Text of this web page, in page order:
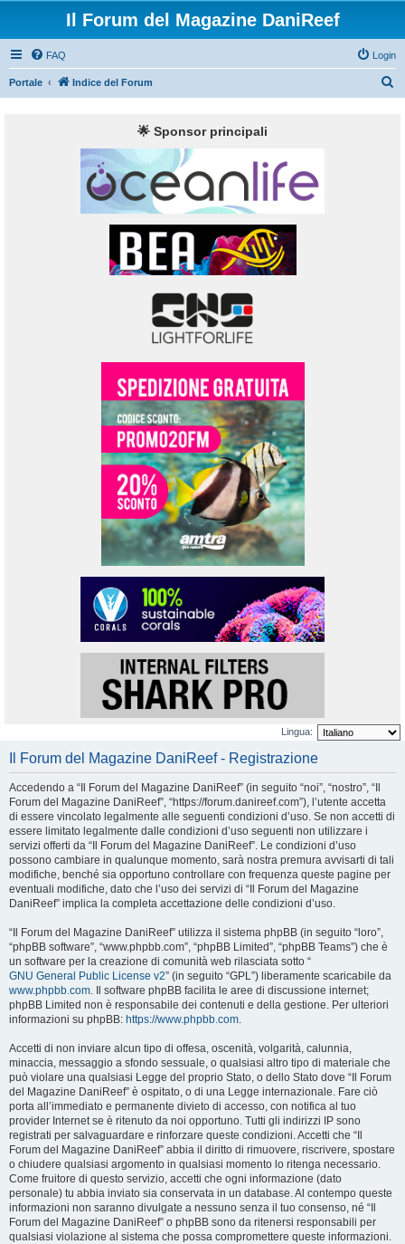
Il Forum del Magazine DaniReef
FAQ Login
Portale Indice del Forum
🌟 Sponsor principali
Lingua:
Il Forum del Magazine DaniReef - Registrazione
Accedendo a “Il Forum del Magazine DaniReef” (in seguito “noi”, “nostro”, “Il
Forum del Magazine DaniReef”, “https://forum.danireef.com”), l’utente accetta
di essere vincolato legalmente alle seguenti condizioni d’uso. Se non accetti di
essere limitato legalmente dalle condizioni d’uso seguenti non utilizzare i
servizi offerti da “Il Forum del Magazine DaniReef”. Le condizioni d’uso
possono cambiare in qualunque momento, sarà nostra premura avvisarti di tali
modifiche, benché sia opportuno controllare con frequenza queste pagine per
eventuali modifiche, dato che l’uso dei servizi di “Il Forum del Magazine
DaniReef” implica la completa accettazione delle condizioni d’uso.
“Il Forum del Magazine DaniReef” utilizza il sistema phpBB (in seguito “loro”,
“phpBB software”, “www.phpbb.com”, “phpBB Limited”, “phpBB Teams”) che è
un software per la creazione di comunità web rilasciata sotto “
GNU General Public License v2” (in seguito “GPL”) liberamente scaricabile da
www.phpbb.com . Il software phpBB facilita le aree di discussione internet;
phpBB Limited non è responsabile dei contenuti e della gestione. Per ulteriori
informazioni su phpBB: https://www.phpbb.com
Accetti di non inviare alcun tipo di offesa, oscenità, volgarità, calunnia,
minaccia, messaggio a sfondo sessuale, o qualsiasi altro tipo di materiale che
può violare una qualsiasi Legge del proprio Stato, o dello Stato dove “Il Forum
del Magazine DaniReef” è ospitato, o di una Legge internazionale. Fare ciò
porta all’immediato e permanente divieto di accesso, con notifica al tuo
provider Internet se è ritenuto da noi opportuno. Tutti gli indirizzi IP sono
registrati per salvaguardare e rinforzare queste condizioni. Accetti che “Il
Forum del Magazine DaniReef” abbia il diritto di rimuovere, riscrivere, spostare
o chiudere qualsiasi argomento in qualsiasi momento lo ritenga necessario.
Come fruitore di questo servizio, accetti che ogni informazione (dato
personale) tu abbia inviato sia conservata in un database. Al contempo queste
informazioni non saranno divulgate a nessuno senza il tuo consenso, né “Il
Forum del Magazine DaniReef” o phpBB sono da ritenersi responsabili per
qualsiasi violazione al sistema che possa compromettere queste informazioni.